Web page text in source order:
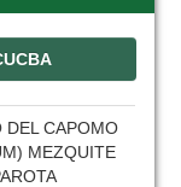
DEL CAPOMO
MEZQUITE